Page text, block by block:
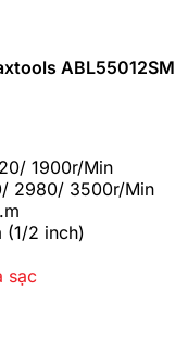
ABL55012SM
1900r/Min
2980/ 3500r/Min
(1/2 inch)
sạc